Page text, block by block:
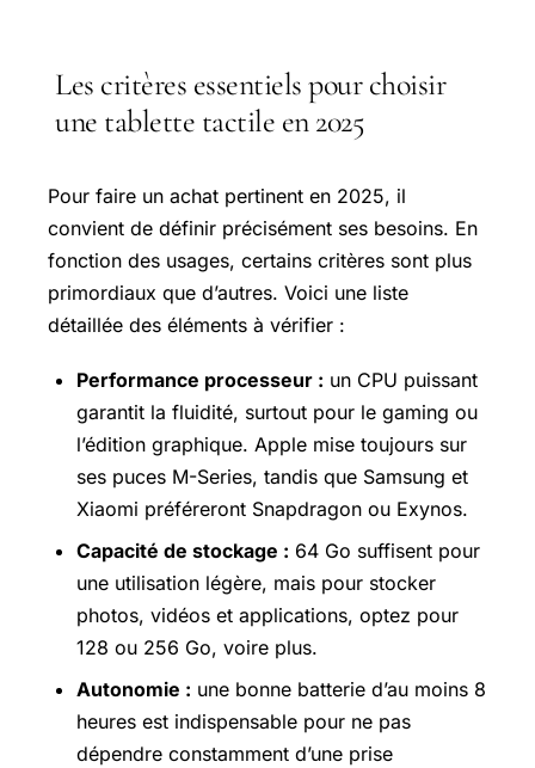
Les critères essentiels pour choisir
une tablette tactile en 2025
Pour faire un achat pertinent en 2025, il
convient de définir précisément ses besoins. En
fonction des usages, certains critères sont plus
primordiaux que d’autres. Voici une liste
détaillée des éléments à vérifier :
Performance processeur : un CPU puissant
garantit la fluidité, surtout pour le gaming ou
l’édition graphique. Apple mise toujours sur
ses puces M-Series, tandis que Samsung et
Xiaomi préféreront Snapdragon ou Exynos.
Capacité de stockage : 64 Go suffisent pour
une utilisation légère, mais pour stocker
photos, vidéos et applications, optez pour
128 ou 256 Go, voire plus.
Autonomie : une bonne batterie d’au moins 8
heures est indispensable pour ne pas
dépendre constamment d’une prise